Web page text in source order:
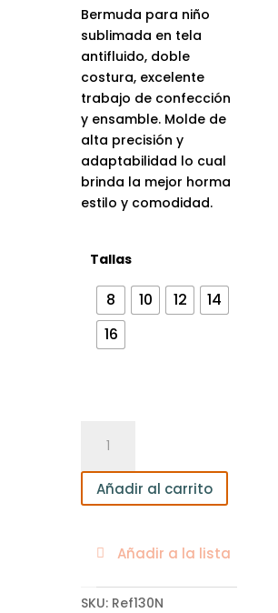
Bermuda para niño
sublimada en tela
antifluido, doble
costura, excelente
trabajo de confección
y ensamble. Molde de
alta precisión y
adaptabilidad lo cual
brinda la mejor horma
estilo y comodidad.
Tallas
8 10 12
14
16
para
Niño
cantidad
Añadir al carrito
Añadir a la lista
SKU: Ref130N